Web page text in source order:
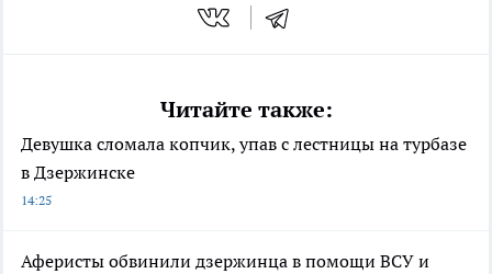
Читайте также:
Девушка сломала копчик, упав с лестницы на турбазе
в Дзержинске
14:25
Аферисты обвинили дзержинца в помощи ВСУ и